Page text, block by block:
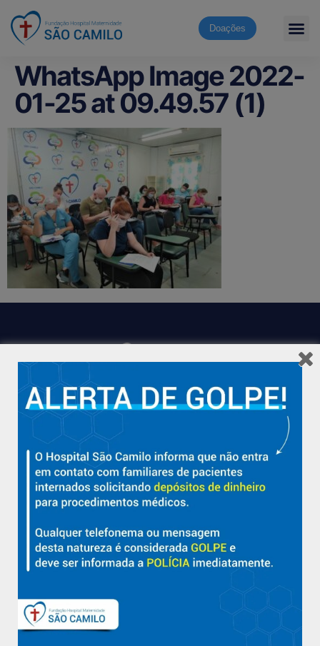
Doações
WhatsApp Image 2022-
01-25 at 09.49.57 (1)
Hospital São Camilo – há mais de 50 anos cuidando da saúde
com qualidade, acolhimento e compromisso com a vida em
Sobre
Nossa História e Fundador
Políticas e Normas
Trabalhe Conosco